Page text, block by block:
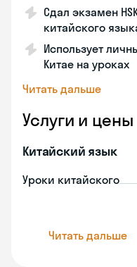
Сдал экзамен
китайского
Использует
Китае на уроках
Читать дальше
Услуги и цены
Китайский язык
Уроки китайского
Читать дальше